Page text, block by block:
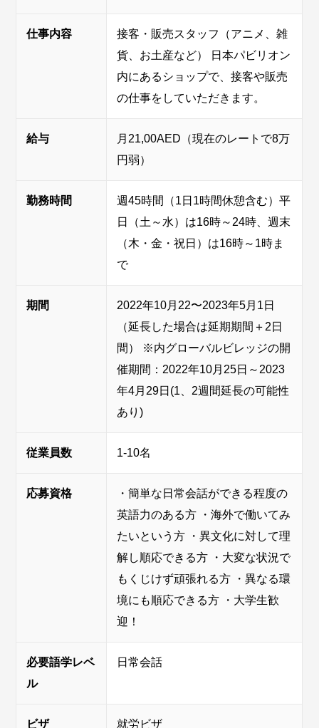
仕事内容
接客・販売スタッフ（アニメ、雑
貨、お土産など） 日本パビリオン
内にあるショップで、接客や販売
の仕事をしていただきます。
給与
月21,00AED（現在のレートで8万
円弱）
勤務時間
週45時間（1日1時間休憩含む）平
日（土～水）は16時～24時、週末
（木・金・祝日）は16時～1時ま
で
期間
2022年10月22〜2023年5月1日
（延長した場合は延期期間＋2日
間） ※内グローバルビレッジの開
催期間：2022年10月25日～2023
年4月29日(1、2週間延長の可能性
あり)
従業員数 1-10名
応募資格
・簡単な日常会話ができる程度の
英語力のある方 ・海外で働いてみ
たいという方 ・異文化に対して理
解し順応できる方 ・大変な状況で
もくじけず頑張れる方 ・異なる環
境にも順応できる方 ・大学生歓
迎！
必要語学レベ
ル
日常会話
ビザ 就労ビザ